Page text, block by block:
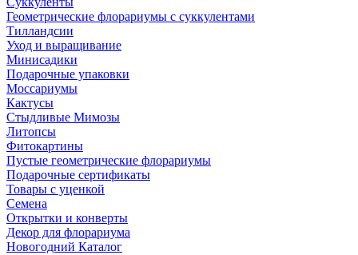
Геометрические флорариумы с суккулентами
Тилландсии
Уход и выращивание
Минисадики
Подарочные упаковки
Моссариумы
Кактусы
Стыдливые Мимозы
Литопсы
Фитокартины
Пустые геометрические флорариумы
Подарочные сертификаты
Товары с уценкой
Семена
Открытки и конверты
Декор для флорариума
Новогодний Каталог